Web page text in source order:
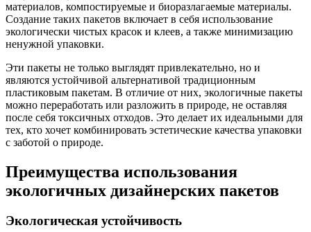
материалов, компостируемые и биоразлагаемые материалы.
Создание таких пакетов включает в себя использование
экологически чистых красок и клеев, а также минимизацию
ненужной упаковки.
Эти пакеты не только выглядят привлекательно, но и
являются устойчивой альтернативой традиционным
пластиковым пакетам. В отличие от них, экологичные пакеты
можно переработать или разложить в природе, не оставляя
после себя токсичных отходов. Это делает их идеальными для
тех, кто хочет комбинировать эстетические качества упаковки
с заботой о природе.
Преимущества использования
экологичных дизайнерских пакетов
Экологическая устойчивость